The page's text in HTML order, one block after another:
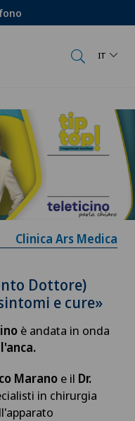
IT
Clinica Ars Medica
Dottore)
e cure»
è andata in onda
Marano e il Dr.
in chirurgia